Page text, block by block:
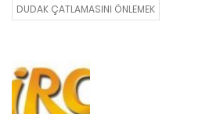
DUDAK ÇATLAMASINI ÖNLEMEK